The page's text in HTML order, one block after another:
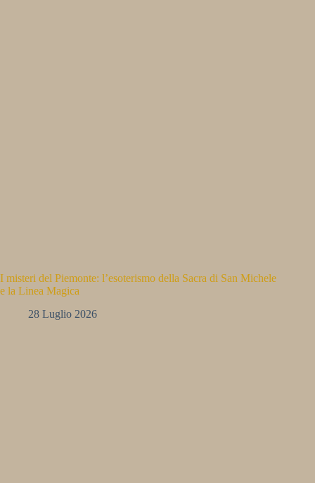
I misteri del Piemonte: l’esoterismo della Sacra di San Michele
e la Linea Magica
28 Luglio 2026